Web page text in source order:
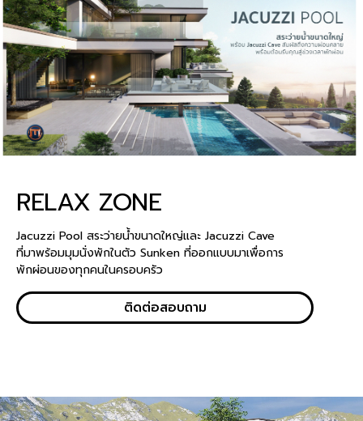
RELAX ZONE
Jacuzzi Pool สระว่ายน้ำขนาดใหญ่และ Jacuzzi Cave
ที่มาพร้อมมุมนั่งพักในตัว Sunken ที่ออกแบบมาเพื่อการ
พักผ่อนของทุกคนในครอบครัว
ติดต่อสอบถาม